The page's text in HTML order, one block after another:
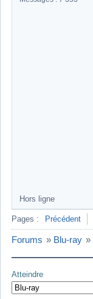
Hors ligne
Pages : Précédent
Forums » Blu-ray »
Atteindre